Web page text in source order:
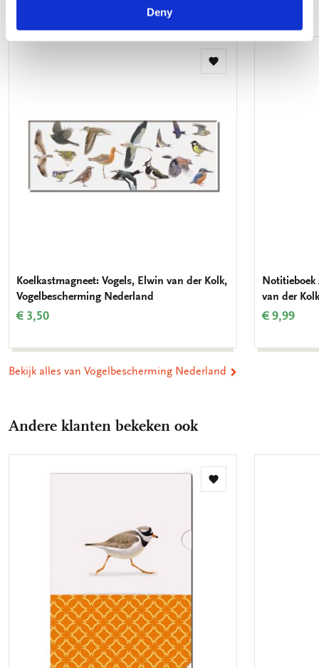
Deny
Meer van Vogelbescherming Nederland
Toevoegen
Koelkastmagneet: Vogels, Elwin van der Kolk,
Vogelbescherming Nederland
€ 3,50
van der
€ 9,99
Bekijk alles van Vogelbescherming Nederland
Andere klanten bekeken ook
Toevoegen